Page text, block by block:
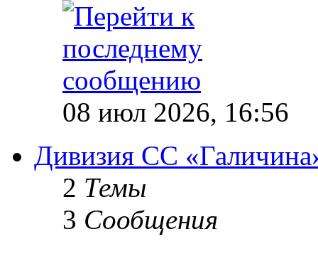
08 июл 2026, 16:56
Дивизия СС
2 Темы
3 Сообщения